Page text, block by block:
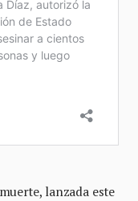
lanzada este